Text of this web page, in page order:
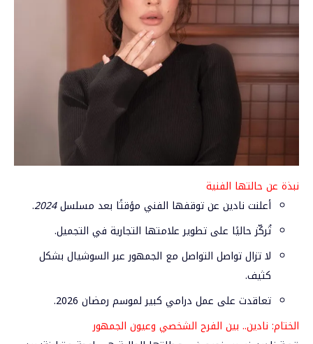
نبذة عن حالتها الفنية
أعلنت نادين عن توقفها الفني مؤقتًا بعد مسلسل2024
.
تُركّز حاليًا على تطوير علامتها التجارية في التجميل.
لا تزال تواصل التواصل مع الجمهور عبر السوشيال بشكل
كثيف.
تعاقدت على عمل درامي كبير لموسم رمضان 2026.
الختام: نادين.. بين الفرح الشخصي وعيون الجمهور